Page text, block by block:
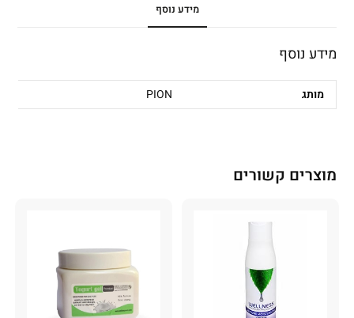
מידע נוסף
מידע נוסף
מותג PION
מוצרים קשורים